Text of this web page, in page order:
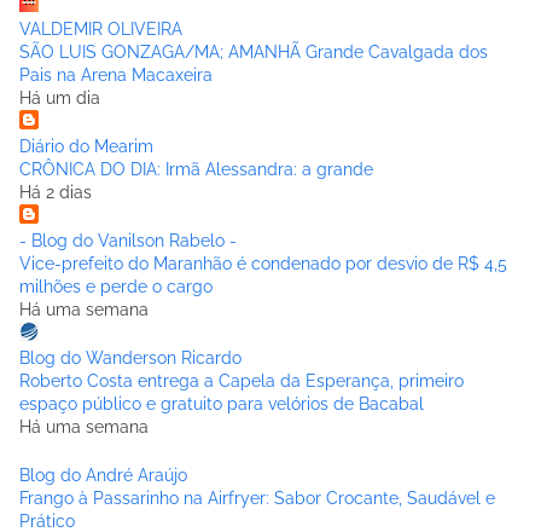
VALDEMIR OLIVEIRA
SÃO LUIS GONZAGA/MA; AMANHÃ Grande Cavalgada dos
Pais na Arena Macaxeira
Há um dia
Diário do Mearim
CRÔNICA DO DIA: Irmã Alessandra: a grande
Há 2 dias
- Blog do Vanilson Rabelo -
Vice-prefeito do Maranhão é condenado por desvio de R$ 4,5
milhões e perde o cargo
Há uma semana
Blog do Wanderson Ricardo
Roberto Costa entrega a Capela da Esperança, primeiro
espaço público e gratuito para velórios de Bacabal
Há uma semana
Blog do André Araújo
Frango à Passarinho na Airfryer: Sabor Crocante, Saudável e
Prático